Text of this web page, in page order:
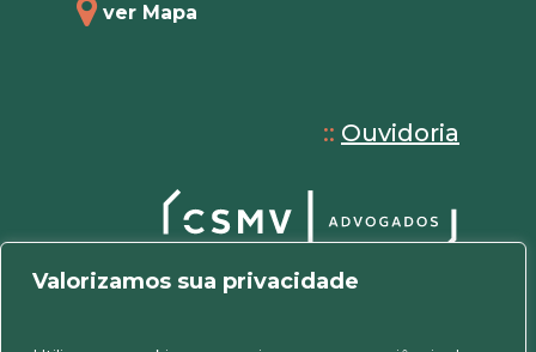
Valorizamos sua privacidade
ver Mapa
:: Ouvidoria